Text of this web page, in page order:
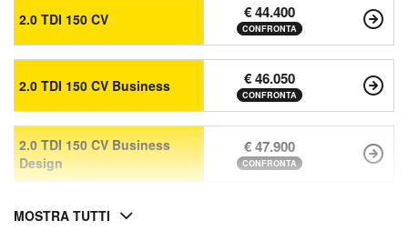
2.0 TDI 150 CV € 44.400
CONFRONTA
2.0 TDI 150 CV Business € 46.050
CONFRONTA
2.0 TDI 150 CV Business
Design
€ 47.900
CONFRONTA
MOSTRA TUTTI